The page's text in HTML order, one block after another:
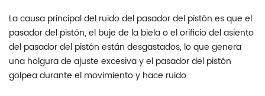
La causa principal del ruido del pasador del pistón es que el
pasador del pistón, el buje de la biela o el orificio del asiento
del pasador del pistón están desgastados, lo que genera
una holgura de ajuste excesiva y el pasador del pistón
golpea durante el movimiento y hace ruido.